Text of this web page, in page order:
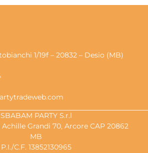
1/19f – 20832 – Desio (MB)
SBABAM PARTY S.r.l
Achille Grandi 70, Arcore CAP 20862
MB
P.I./C.F. 13852130965